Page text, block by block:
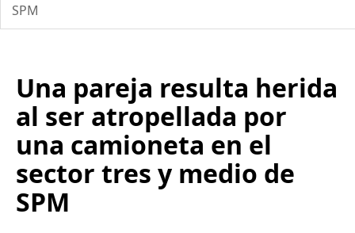
SPM
Una pareja resulta herida
al ser atropellada por
una camioneta en el
sector tres y medio de
SPM